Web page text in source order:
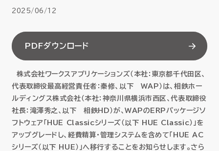
セミナー
お役立ち情報
会社情報
2025/06/12
PDFダウンロード
株式会社ワークスアプリケーションズ（本社：東京都千代田区、
代表取締役最高経営責任者：秦修、以下 WAP）は、相鉄ホー
ルディングス株式会社（本社：神奈川県横浜市西区、代表取締役
社長：滝澤秀之、以下 相鉄HD）が、WAPのERPパッケージソ
フトウェア「HUE Classicシリーズ（以下 HUE Classic）」を
アップグレードし、経費精算・管理システムを含めて「HUE AC
シリーズ（以下 HUE）」へ移行することをお知らせします。さら